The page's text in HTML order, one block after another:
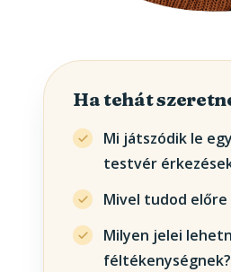
Ha tehát
Mi játszódik le
testvér
Mivel tudod
Milyen jelei
féltékenységnek?